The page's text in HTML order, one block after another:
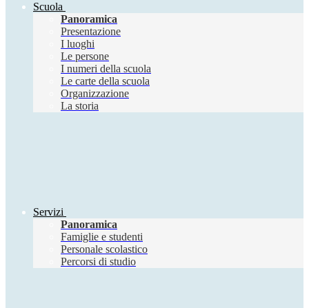
Scuola
Panoramica
Presentazione
I luoghi
Le persone
I numeri della scuola
Le carte della scuola
Organizzazione
La storia
Servizi
Panoramica
Famiglie e studenti
Personale scolastico
Percorsi di studio